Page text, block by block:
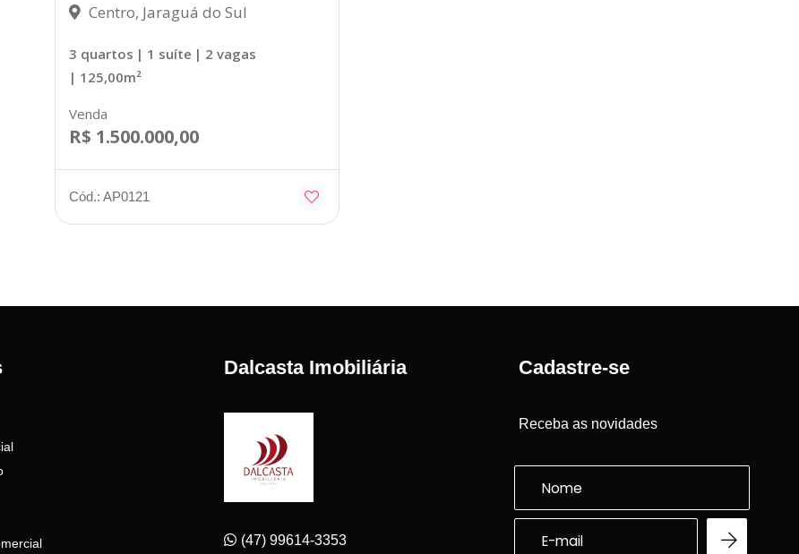
Centro, Jaraguá do Sul
3 quartos | 1 suíte | 2 vagas
| 125,00m²
Venda
R$ 1.500.000,00
Cód.: AP0121
Dalcasta Imobiliária
(47) 99614-3353
Cadastre-se
Receba as novidades